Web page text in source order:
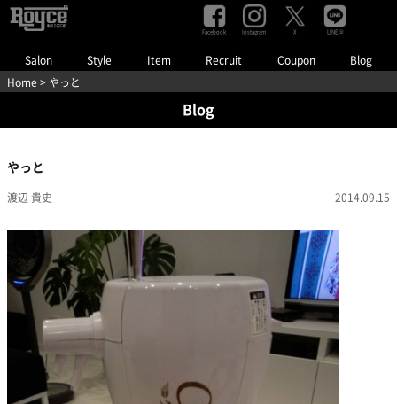
Salon Style Item Recruit Coupon Blog
Facebook Instagram X LINE@
Home > やっと
Blog
やっと
渡辺 貴史 2014.09.15